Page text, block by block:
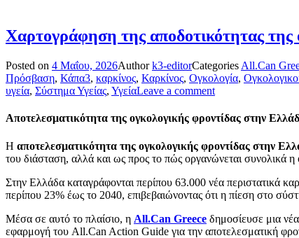
Χαρτογράφηση της αποδοτικότητας της
Posted on 4 Μαΐου, 2026Authork3-editorCategories All.Can
Πρόσβαση, Κάπα3, καρκίνος, Καρκίνος, Ογκολογία,
υγεία, Σύστημα Υγείας, ΥγείαLeave a comment
Αποτελεσματικότητα της ογκολογικής φροντίδας στην
Η αποτελεσματικότητα της ογκολογικής φροντίδας στην
του διάσταση, αλλά και ως προς το πώς οργανώνεται συνολικά
Στην Ελλάδα καταγράφονται περίπου 63.000 νέα περιστατικά
περίπου 23% έως το 2040, επιβεβαιώνοντας ότι η πίεση στο
Μέσα σε αυτό το πλαίσιο, η All.Can Greece δημοσίευσε μια
εφαρμογή του All.Can Action Guide για την αποτελεσματική